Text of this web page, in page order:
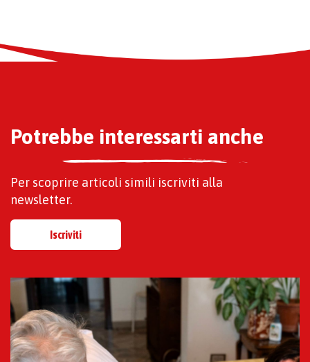
Potrebbe interessarti anche
Per scoprire articoli simili iscriviti alla
newsletter.
Iscriviti